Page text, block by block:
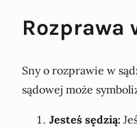
Rozprawa
Sny o rozprawie w
sądowej może
Jesteś sędzią: